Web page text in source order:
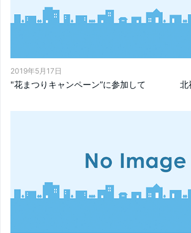
2019年5月17日
"花まつりキャンペーン”に参加して 北